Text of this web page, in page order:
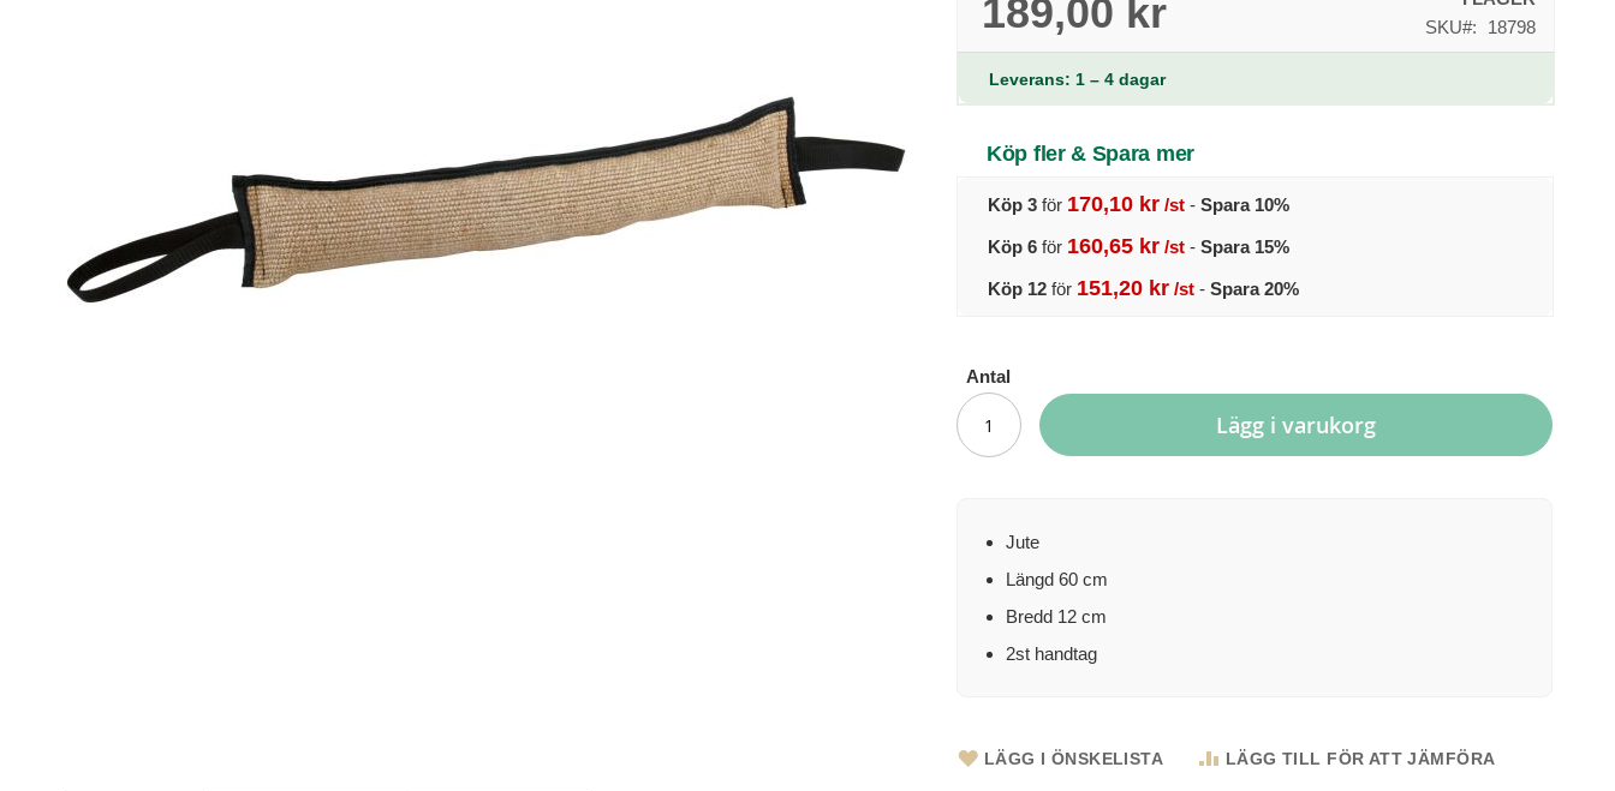
189,00 kr
SKU
18798
Leverans: 1 – 4 dagar
Köp fler & Spara mer
Köp 3 för 170,10 kr /st - Spara10%
Köp 6 för 160,65 kr /st - Spara15%
Köp 12 för 151,20 kr /st - Spara20%
Antal
Lägg i varukorg
Jute
Längd 60 cm
Bredd 12 cm
2st handtag
LÄGG I ÖNSKELISTA LÄGG TILL FÖR ATT JÄMFÖRA